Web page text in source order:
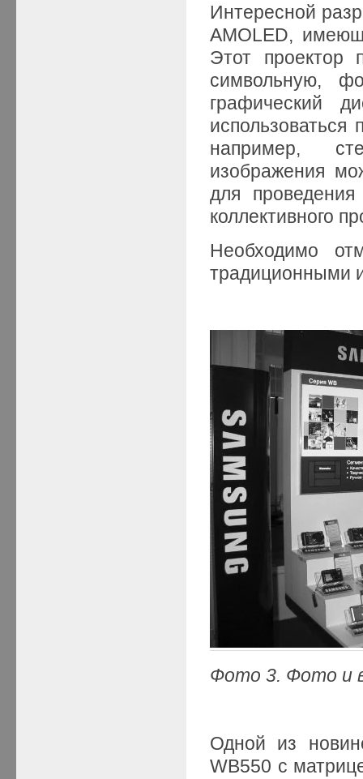
Интересной
AMOLED,
Этот проектор
символьную,
графический
использоваться
например,
изображения
для
коллективного
Необходимо
традиционными
Фото 3. Фото и
Одной из
WB550 с